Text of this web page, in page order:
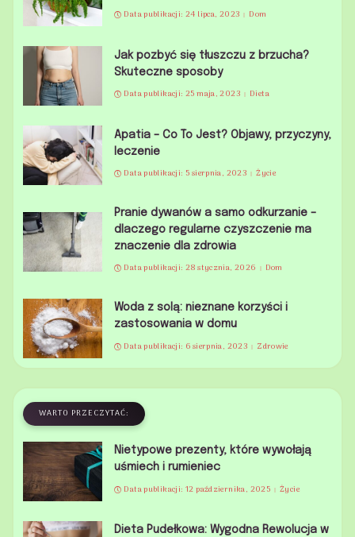
Data publikacji: 24 lipca, 2023 Dom
Jak pozbyć się tłuszczu z brzucha?
Skuteczne sposoby
Data publikacji: 25 maja, 2023 Dieta
Apatia – Co To Jest? Objawy, przyczyny,
leczenie
Data publikacji: 5 sierpnia, 2023 Życie
Pranie dywanów a samo odkurzanie –
dlaczego regularne czyszczenie ma
znaczenie dla zdrowia
Data publikacji: 28 stycznia, 2026 Dom
Woda z solą: nieznane korzyści i
zastosowania w domu
Data publikacji: 6 sierpnia, 2023 Zdrowie
WARTO PRZECZYTAĆ:
Nietypowe prezenty, które wywołają
uśmiech i rumieniec
Data publikacji: 12 października, 2025 Życie
Dieta Pudełkowa: Wygodna Rewolucja w